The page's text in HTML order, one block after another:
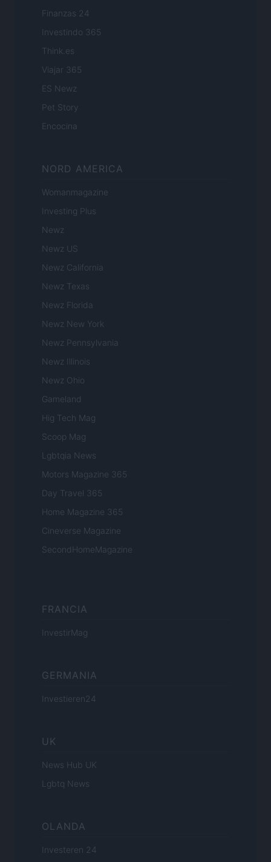
Finanzas 24
Investindo 365
Think.es
Viajar 365
ES Newz
Pet Story
Encocina
NORD AMERICA
Womanmagazine
Investing Plus
Newz
Newz US
Newz California
Newz Texas
Newz Florida
Newz New York
Newz Pennsylvania
Newz Illinois
Newz Ohio
Gameland
Hig Tech Mag
Scoop Mag
Lgbtqia News
Motors Magazine 365
Day Travel 365
Home Magazine 365
Cineverse Magazine
SecondHomeMagazine
FRANCIA
InvestirMag
GERMANIA
Investieren24
UK
News Hub UK
Lgbtq News
OLANDA
Investeren 24